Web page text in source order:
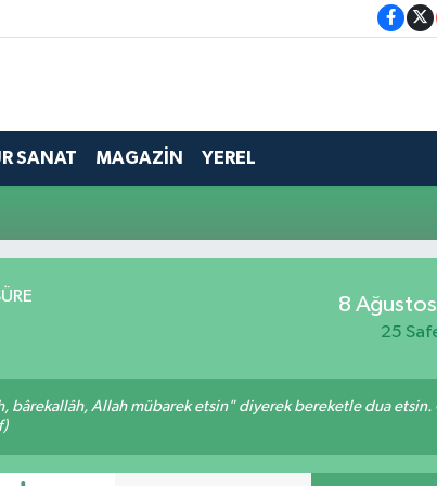
SANAT MAGAZİN YEREL
8
25
bârekallâh, Allah mübarek etsin" diyerek bereketle dua etsin.